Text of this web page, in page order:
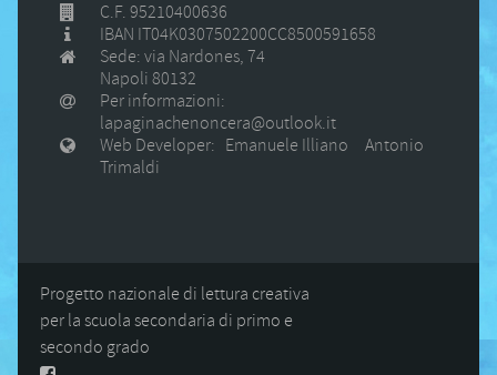
C.F. 95210400636
IBAN IT04K0307502200CC8500591658
Sede: via Nardones, 74
Napoli 80132
Per informazioni:
lapaginachenoncera@outlook.it
Web Developer: Emanuele Illiano Antonio
Trimaldi
Progetto nazionale di lettura creativa
per la scuola secondaria di primo e
secondo grado